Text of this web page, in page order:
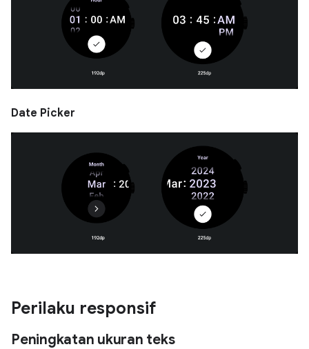
Date Picker
Perilaku responsif
Peningkatan ukuran teks